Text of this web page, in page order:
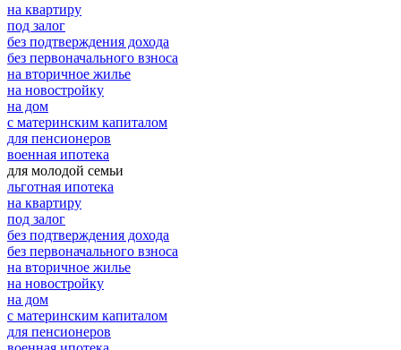
на квартиру
под залог
без подтверждения дохода
без первоначального взноса
на вторичное жилье
на новостройку
на дом
с материнским капиталом
для пенсионеров
военная ипотека
для молодой семьи
льготная ипотека
на квартиру
под залог
без подтверждения дохода
без первоначального взноса
на вторичное жилье
на новостройку
на дом
с материнским капиталом
для пенсионеров